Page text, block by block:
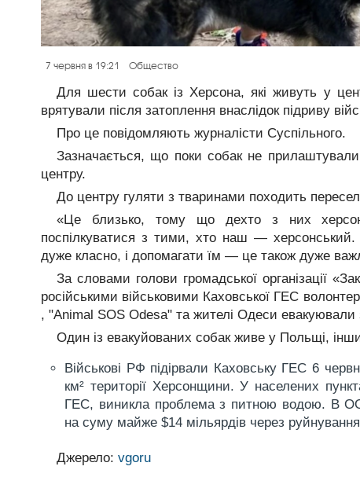
7 червня в 19:21 Общество
Для шести собак із Херсона, які живуть у
врятували після затоплення внаслідок підриву
Про це повідомляють журналісти Суспільного.
Зазначається, що поки собак не
центру.
До центру гуляти з тваринами походить
«Це близько, тому що дехто з них
поспілкуватися з тими, хто наш —
дуже класно, і допомагати їм — це також дуже
За словами голови громадської організації
російськими військовими Каховської ГЕС
, "Animal SOS Odesa" та жителі Одеси евакуювали
Один із евакуйованих собак живе у Польщі,
Військові РФ підірвали Каховську ГЕС 6
км² території Херсонщини. У населених
ГЕС, виникла проблема з питною водою. В
на суму майже $14 мільярдів через руйнування
Джерело: vgoru